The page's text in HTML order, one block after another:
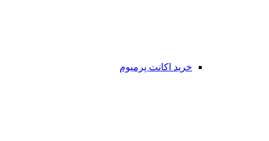
خرید اکانت پرمیوم